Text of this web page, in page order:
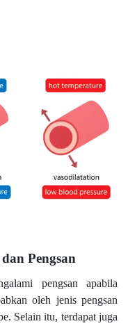
Pengsan
pengsan apabila
oleh jenis pengsan
Selain itu, terdapat juga